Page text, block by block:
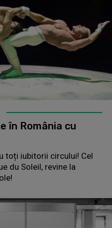
în România cu
toți iubitorii circului! Cel
du Soleil, revine la